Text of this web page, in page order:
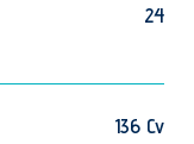
24
136 Cv